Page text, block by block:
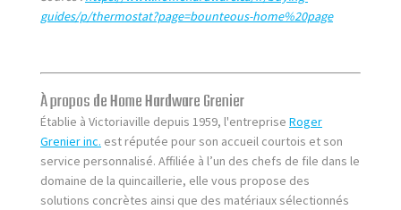
guides/p/thermostat?page=bounteous-home%20page
À propos de Home Hardware Grenier
Établie à Victoriaville depuis 1959, l'entreprise Roger
Grenier inc. est réputée pour son accueil courtois et son
service personnalisé. Affiliée à l’un des chefs de file dans le
domaine de la quincaillerie, elle vous propose des
solutions concrètes ainsi que des matériaux sélectionnés